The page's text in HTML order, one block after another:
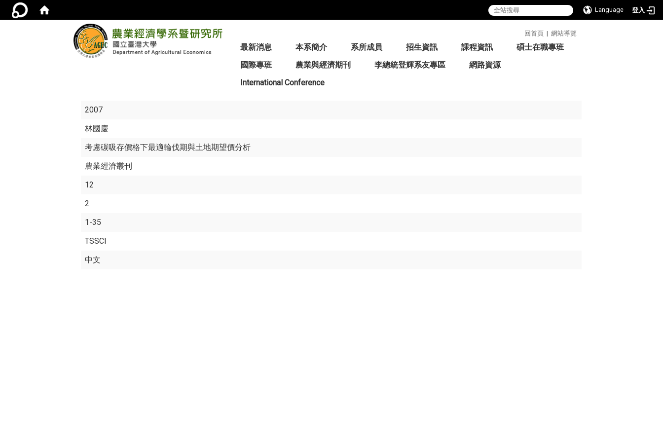
Language 登入
回首頁 | 網站導覽
最新消息 本系簡介 系所成員 招生資訊 課程資訊
碩士在職專班
國際專班
農業與經濟期刊 李總統登輝系友專區
網路資源
International Conference
2007
林國慶
考慮碳吸存價格下最適輪伐期與土地期望價分析
農業經濟叢刊
12
2
1-35
TSSCI
中文